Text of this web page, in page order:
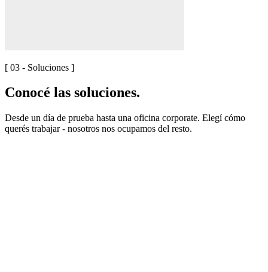
[ 03 - Soluciones ]
Conocé las soluciones.
Desde un día de prueba hasta una oficina corporate. Elegí cómo
querés trabajar - nosotros nos ocupamos del resto.